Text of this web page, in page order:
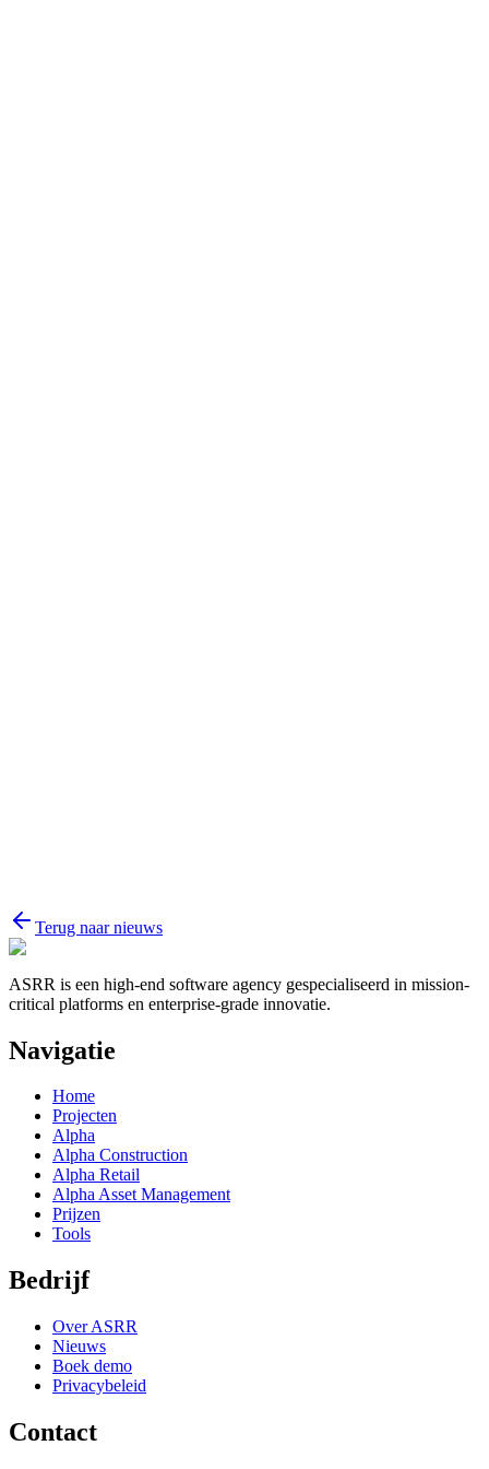
Terug naar nieuws
ASRR is een high-end software agency gespecialiseerd in mission-
critical platforms en enterprise-grade innovatie.
Navigatie
Home
Projecten
Alpha
Alpha Construction
Alpha Retail
Alpha Asset Management
Prijzen
Tools
Bedrijf
Over ASRR
Nieuws
Boek demo
Privacybeleid
Contact